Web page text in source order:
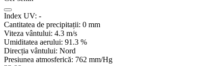
Index UV: -
Cantitatea de precipitații: 0 mm
Viteza vântului: 4.3 m/s
Umiditatea aerului: 91.3 %
Direcția vântului: Nord
Presiunea atmosferică: 762 mm/Hg